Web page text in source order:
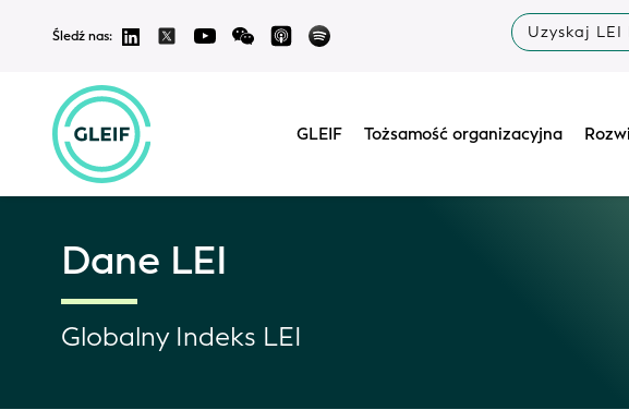
Śledź nas: Uzyskaj LEI
GLEIF Tożsamość organizacyjna
Dane LEI
Globalny Indeks LEI